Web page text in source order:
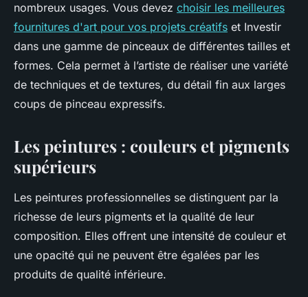
nombreux usages. Vous devez choisir les meilleures
fournitures d'art pour vos projets créatifs et Investir
dans une gamme de pinceaux de différentes tailles et
formes. Cela permet à l’artiste de réaliser une variété
de techniques et de textures, du détail fin aux larges
coups de pinceau expressifs.
Les peintures : couleurs et pigments
supérieurs
Les peintures professionnelles se distinguent par la
richesse de leurs pigments et la qualité de leur
composition. Elles offrent une intensité de couleur et
une opacité qui ne peuvent être égalées par les
produits de qualité inférieure.